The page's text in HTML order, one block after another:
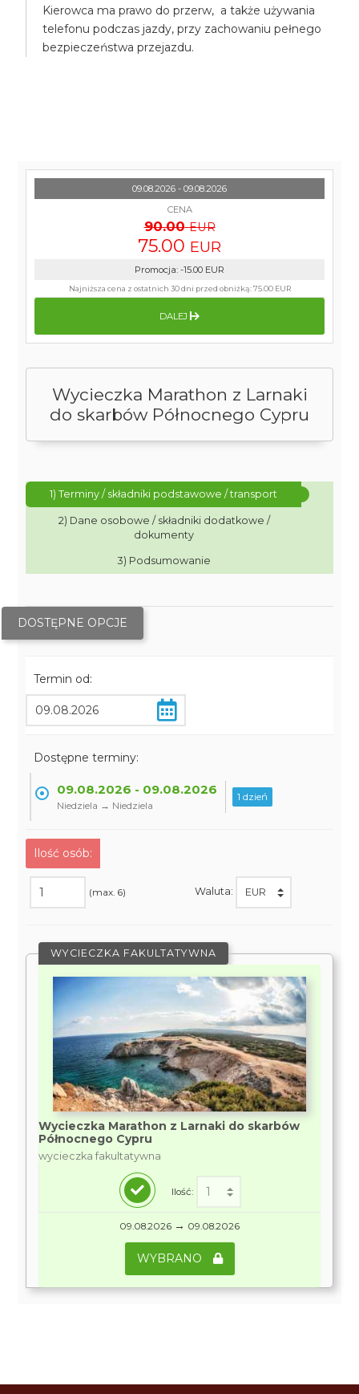
Kierowca ma prawo do przerw, a także używania
telefonu podczas jazdy, przy zachowaniu pełnego
bezpieczeństwa przejazdu.
Wycieczka Marathon z Larnaki
do skarbów Północnego Cypru
1) Terminy / składniki podstawowe / transport
2) Dane osobowe / składniki dodatkowe /
dokumenty
3) Podsumowanie
DOSTĘPNE OPCJE
Termin od:
Dostępne terminy:
09.08.2026 - 09.08.2026
Niedziela → Niedziela
1 dzień
Ilość osób:
(max. 6) Waluta:
WYCIECZKA FAKULTATYWNA
Wycieczka Marathon z Larnaki do skarbów
Północnego Cypru
wycieczka fakultatywna
Ilość:
09.08.2026 → 09.08.2026
WYBRANO
09.08.2026 - 09.08.2026
CENA
90.00 EUR
75.00 EUR
Promocja: -15.00 EUR
Najniższa cena z ostatnich 30 dni przed obniżką:75.00 EUR
DALEJ